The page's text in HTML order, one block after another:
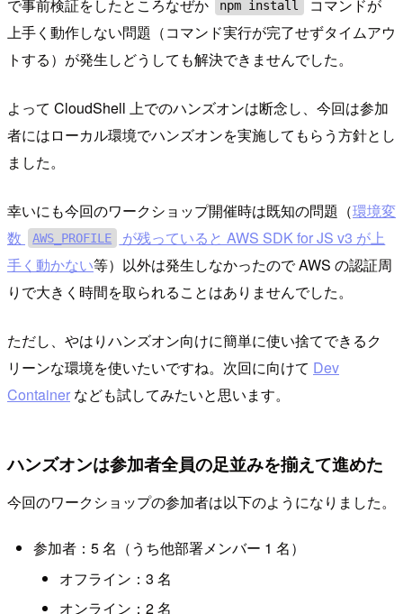
で事前検証をしたところなぜか
npm install
コマンドが
上手く動作しない問題（コマンド実行が完了せずタイムアウ
トする）が発生しどうしても解決できませんでした。
よって CloudShell 上でのハンズオンは断念し、今回は参加
者にはローカル環境でハンズオンを実施してもらう方針とし
ました。
幸いにも今回のワークショップ開催時は既知の問題（環境変
数
AWS_PROFILE
が残っていると AWS SDK for JS v3 が上
手く動かない等）以外は発生しなかったので AWS の認証周
りで大きく時間を取られることはありませんでした。
ただし、やはりハンズオン向けに簡単に使い捨てできるク
リーンな環境を使いたいですね。次回に向けて Dev
Container なども試してみたいと思います。
ハンズオンは参加者全員の足並みを揃えて進めた
今回のワークショップの参加者は以下のようになりました。
参加者：5 名（うち他部署メンバー 1 名）
オフライン：3 名
オンライン：2 名